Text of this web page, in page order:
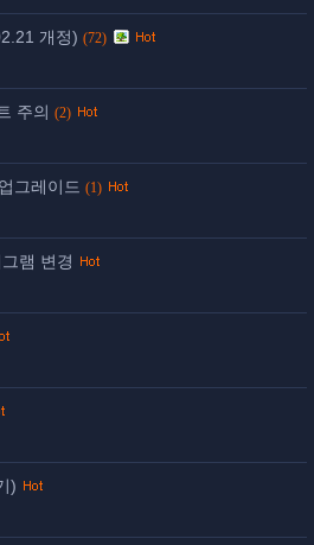
개정) (72)
주의 (2)
그레이드 (1)
램 변경
)